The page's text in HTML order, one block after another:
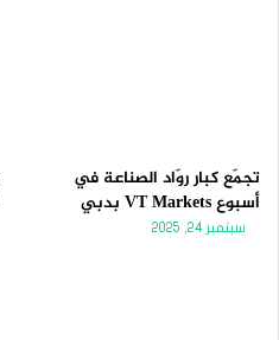
تجمّع كبار روّاد الصناعة في
أسبوع VT Markets بدبي
سبتمبر 24, 2025